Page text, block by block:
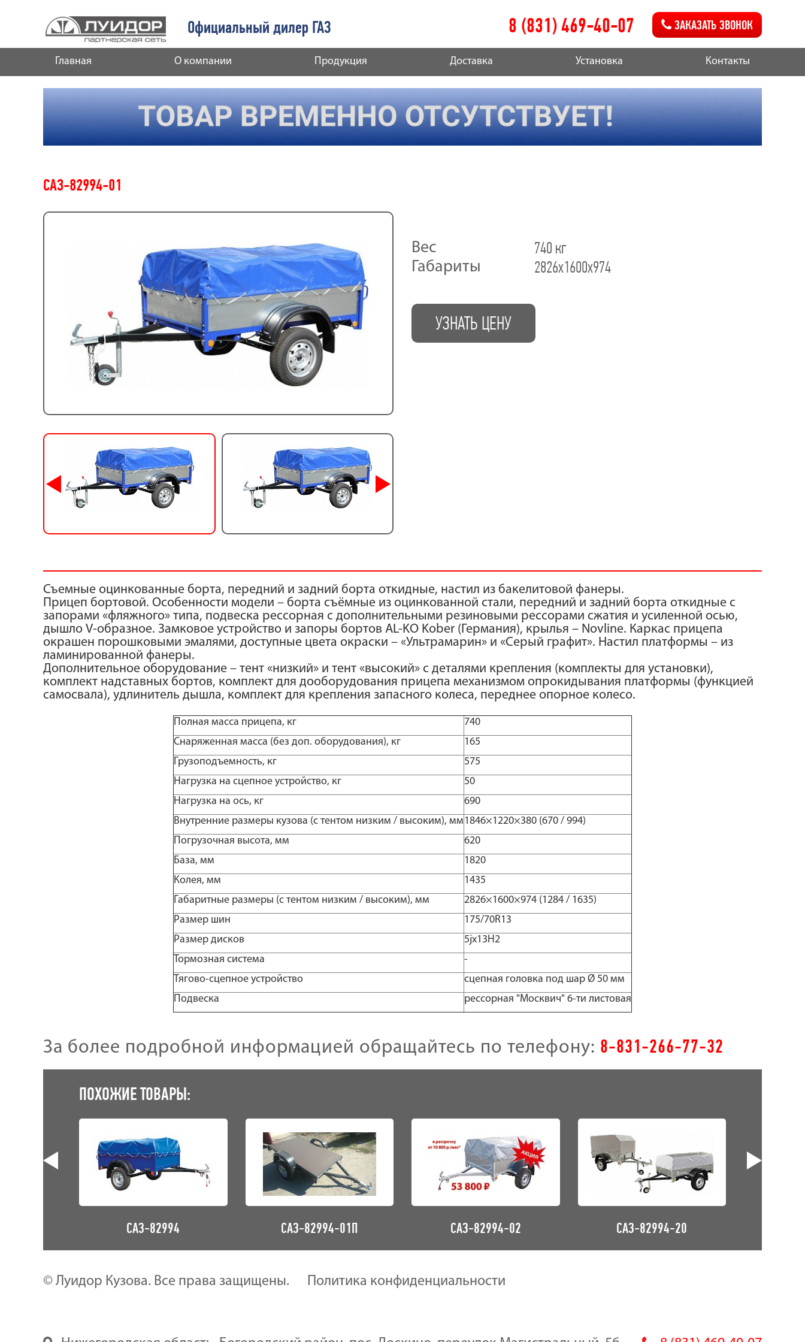
Официальный дилер ГАЗ ЗАКАЗАТЬ ЗВОНОК
8 (831) 469-40-07
Главная О компании Продукция Доставка Установка Контакты
САЗ-82994-01
Вес 740 кг
Габариты 2826х1600х974
УЗНАТЬ ЦЕНУ
Съемные оцинкованные борта, передний и задний борта откидные, настил из бакелитовой фанеры.
Прицеп бортовой. Особенности модели – борта съёмные из оцинкованной стали, передний и задний борта откидные с
запорами «фляжного» типа, подвеска рессорная с дополнительными резиновыми рессорами сжатия и усиленной осью,
дышло V-образное. Замковое устройство и запоры бортов AL-KO Kober (Германия), крылья – Novline. Каркас прицепа
окрашен порошковыми эмалями, доступные цвета окраски – «Ультрамарин» и «Серый графит». Настил платформы – из
ламинированной фанеры.
Дополнительное оборудование – тент «низкий» и тент «высокий» с деталями крепления (комплекты для установки),
комплект надставных бортов, комплект для дооборудования прицепа механизмом опрокидывания платформы (функцией
самосвала), удлинитель дышла, комплект для крепления запасного колеса, переднее опорное колесо.
Полная масса прицепа, кг
740
Снаряженная масса (без доп. оборудования), кг
165
Грузоподъемность, кг
575
Нагрузка на сцепное устройство, кг
50
Нагрузка на ось, кг
690
Внутренние размеры кузова (с тентом низким / высоким), мм 1846×1220×380 (670 / 994)
Погрузочная высота, мм
620
База, мм
1820
Колея, мм
1435
Габаритные размеры (с тентом низким / высоким), мм
2826×1600×974 (1284 / 1635)
Размер шин
175/70R13
Размер дисков
5jх13H2
Тормозная система
-
Тягово-сцепное устройство
сцепная головка под шар Ø 50 мм
Подвеска
рессорная "Москвич" 6-ти листовая
За более подробной информацией обращайтесь по телефону: 8-831-266-77-32
ПОХОЖИЕ ТОВАРЫ:
САЗ-82994 САЗ-82994-01П САЗ-82994-02 САЗ-82994-20
© Луидор Кузова. Все права защищены. Политика конфиденциальности